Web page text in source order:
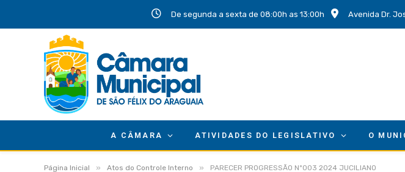
De segunda a sexta de 08:00h as 13:00h Avenida Dr.
A CÂMARA ATIVIDADES DO LEGISLATIVO O
Página Inicial » Atos do Controle Interno » PARECER PROGRESSÃO Nº003 2024 JUCILIANO